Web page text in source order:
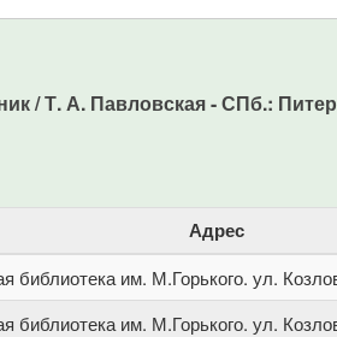
/ Т. А. Павловская - СПб.:
Адрес
библиотека им. М.Горького. ул.
библиотека им. М.Горького. ул.